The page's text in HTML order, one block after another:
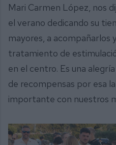
Mari Carmen López, nos
el verano dedicando su
mayores, a acompañarlos
tratamiento de
en el centro. Es una
de recompensas por esa
importante con nuestros